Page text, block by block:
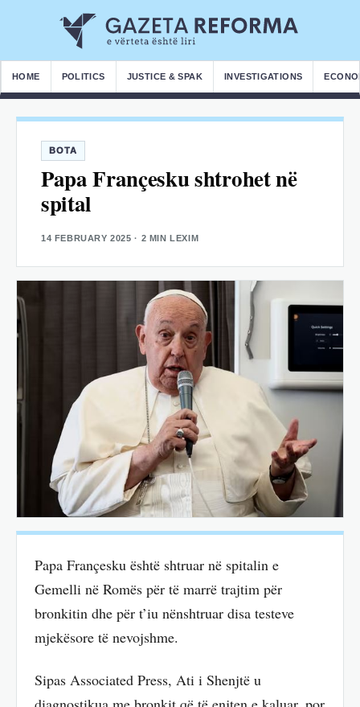
HOME POLITICS JUSTICE & SPAK INVESTIGATIONS
BOTA
Papa Françesku shtrohet në
spital
14 FEBRUARY 2025 · 2 MIN LEXIM
Papa Françesku është shtruar në spitalin e
Gemelli në Romës për të marrë trajtim për
bronkitin dhe për t’iu nënshtruar disa testeve
mjekësore të nevojshme.
Sipas Associated Press, Ati i Shenjtë u